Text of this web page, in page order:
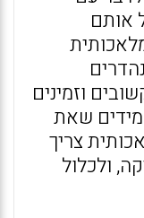
אותם
וזמינים
שאת
צריך
ולכלול